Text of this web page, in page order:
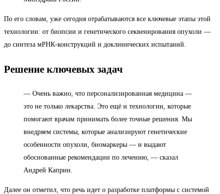
По его словам, уже сегодня отрабатываются все ключевые этапы этой
технологии: от биопсии и генетического секвенирования опухоли —
до синтеза мРНК-конструкций и доклинических испытаний.
Решение ключевых задач
— Очень важно, что персонализированная медицина —
это не только лекарства. Это ещё и технологии, которые
помогают врачам принимать более точные решения. Мы
внедряем системы, которые анализируют генетические
особенности опухоли, биомаркеры — и выдают
обоснованные рекомендации по лечению, — сказал
Андрей Каприн.
Далее он отметил, что речь идет о разработке платформы с системой